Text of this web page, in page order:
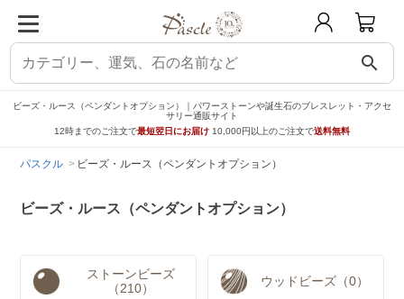
search
ビーズ・ルース（ペンダントオプション）｜パワーストーンや誕生石のブレスレット・アクセ
サリー通販サイト
12時までのご注文で最短翌日にお届け 10,000円以上のご注文で送料無料
パスクル ビーズ・ルース（ペンダントオプション）
ビーズ・ルース（ペンダントオプション）
ストーンビーズ
（210）
ウッドビーズ（0）